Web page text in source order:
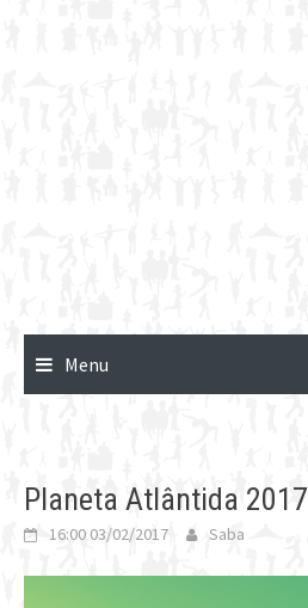
Menu
Planeta Atlântida 2017
16:00 03/02/2017 Saba